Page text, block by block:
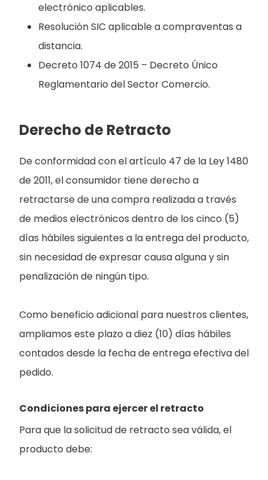
electrónico aplicables.
Resolución SIC aplicable a compraventas a
distancia.
Decreto 1074 de 2015 – Decreto Único
Reglamentario del Sector Comercio.
Derecho de Retracto
De conformidad con el artículo 47 de la Ley 1480
de 2011, el consumidor tiene derecho a
retractarse de una compra realizada a través
de medios electrónicos dentro de los cinco (5)
días hábiles siguientes a la entrega del producto,
sin necesidad de expresar causa alguna y sin
penalización de ningún tipo.
Como beneficio adicional para nuestros clientes,
ampliamos este plazo a diez (10) días hábiles
contados desde la fecha de entrega efectiva del
pedido.
Condiciones para ejercer el retracto
Para que la solicitud de retracto sea válida, el
producto debe: